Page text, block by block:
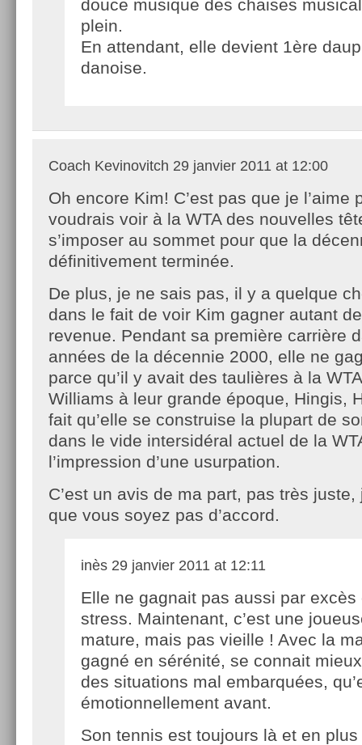
douce musique des chaises
plein.
En attendant, elle devient 1ère
danoise.
Coach Kevinovitch 29 janvier 2011 at 12:00
Oh encore Kim! C’est pas que je l’aime
voudrais voir à la WTA des nouvelles
s’imposer au sommet pour que la
définitivement terminée.
De plus, je ne sais pas, il y a quelque
dans le fait de voir Kim gagner autant
revenue. Pendant sa première carrière
années de la décennie 2000, elle ne
parce qu’il y avait des taulières à la
Williams à leur grande époque, Hingis,
fait qu’elle se construise la plupart de
dans le vide intersidéral actuel de la
l’impression d’une usurpation.
C’est un avis de ma part, pas très
que vous soyez pas d’accord.
inès 29 janvier 2011 at 12:11
Elle ne gagnait pas aussi par excès
stress. Maintenant, c’est une
mature, mais pas vieille ! Avec la
gagné en sérénité, se connait
des situations mal embarquées,
émotionnellement avant.
Son tennis est toujours là et en